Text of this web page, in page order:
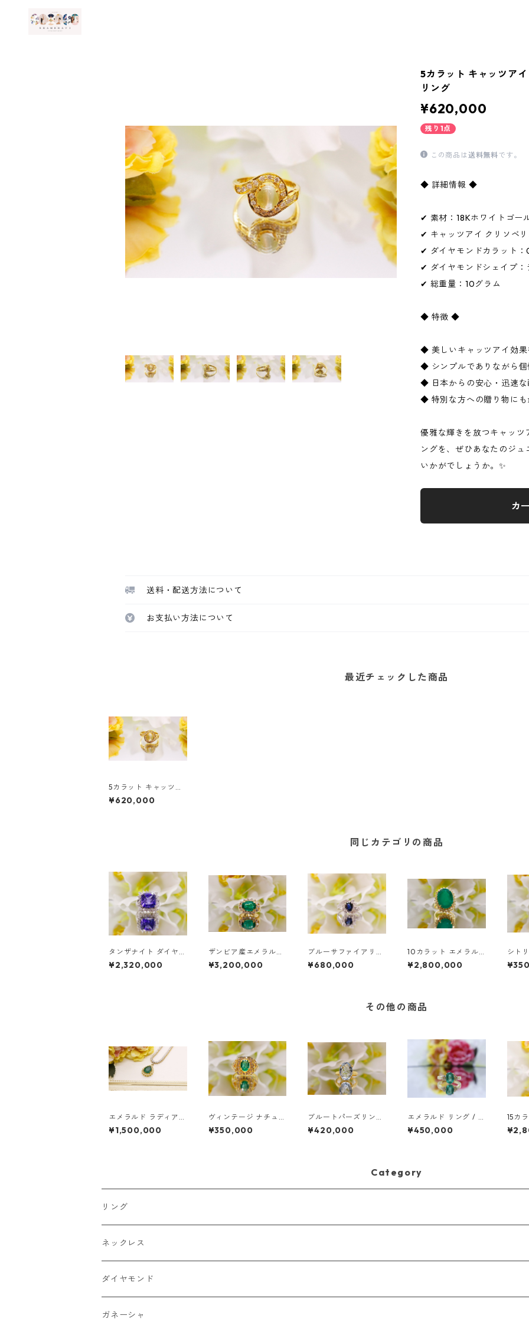
5カラット キャッツア
リング
¥620,000
残り1点
この商品は送料無料です。
◆ 詳細情報 ◆
✔ 素材：18Kホワイトゴー
✔ キャッツアイ クリソベ
✔ ダイヤモンドカラット
✔ ダイヤモンドシェイプ：
✔ 総重量：10グラム
◆ 特徴 ◆
◆ 美しいキャッツアイ効
◆ シンプルでありながら
◆ 日本からの安心・迅速な
◆ 特別な方への贈り物にも
優雅な輝きを放つキャッ
ングを、ぜひあなたのジ
いかがでしょうか。✨
カ
送料・配送方法について
お支払い方法について
最近チェックした商品
5カラット キャッツア
イ クリソベリル & ダ
イヤモンドリング
¥620,000
同じカテゴリの商品
タンザナイト ダイヤモ
ンドリング | ホワイト
ゴールド エンゲージメ
¥2,320,000
ザンビア産エメラルド
クッションカット ダイ
ヤモンドリング
¥3,200,000
ブルーサファイアリン
グ
¥680,000
10カラット エメラル
ド エンゲージメントリ
ング - 18K イエローゴ
¥2,800,000
シト
リッ
リン
その他の商品
エメラルド ラディアン
ス ダイヤモンド ネッ
クレス
¥1,500,000
ヴィンテージ ナチュラ
ルエメラルド リング
¥350,000
ブルートパーズリング
| 18Kホワイトゴールド
¥420,000
エメラルド リング / ザ
ンビアエメラルド / 18
Kゴールド
¥450,000
15カ
ト &
グ
Category
リング
ネックレス
ダイヤモンド
ガネーシャ